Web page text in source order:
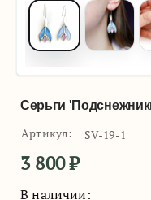
Серьги
Артикул: SV-19-1
3 800₽
В наличии: